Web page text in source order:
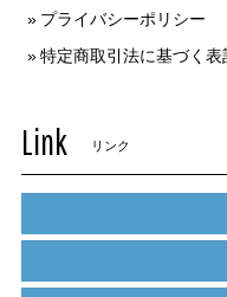
プライバシーポリシー
特定商取引法に基づく表
Link リンク